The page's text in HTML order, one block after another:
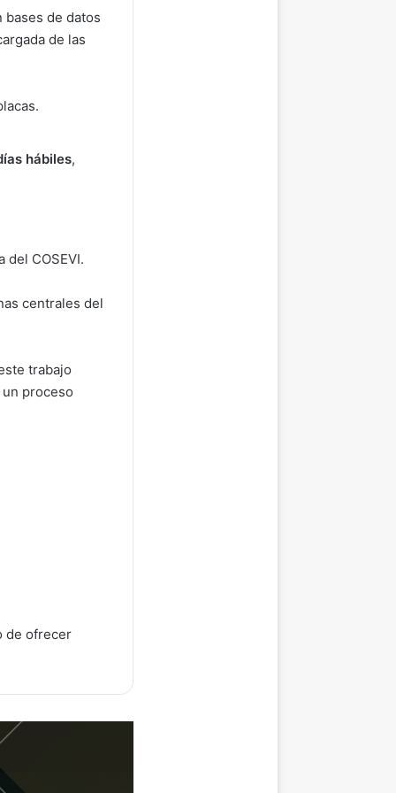
de datos
de las
hábiles,
COSEVI.
centrales del
trabajo
proceso
de ofrecer